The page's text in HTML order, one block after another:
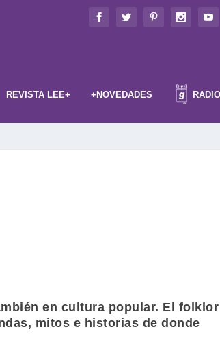
REVISTA LEE+ +NOVEDADES
en cultura popular. El
mitos e historias de donde